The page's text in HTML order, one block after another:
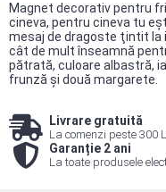
Magnet decorativ pentru
cineva, pentru cineva tu
mesaj de dragoste ţintit la
cât de mult înseamnă
pătrată, culoare albastră,
frunză şi două margarete.
Livrare gratuită
La comenzi peste 300
Garanție 2 ani
La toate produsele